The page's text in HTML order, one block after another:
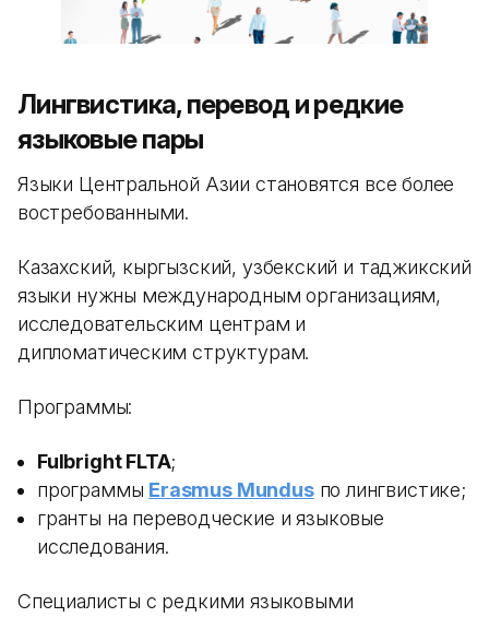
Лингвистика, перевод и редкие
языковые пары
Языки Центральной Азии становятся все более
востребованными.
Казахский, кыргызский, узбекский и таджикский
языки нужны международным организациям,
исследовательским центрам и
дипломатическим структурам.
Программы:
Fulbright FLTA;
программы Erasmus Mundusпо лингвистике;
гранты на переводческие и языковые
исследования.
Специалисты с редкими языковыми